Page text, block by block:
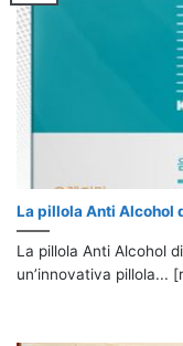
La pillola Anti Alcohol
La pillola Anti Alcohol
un’innovativa pillola...